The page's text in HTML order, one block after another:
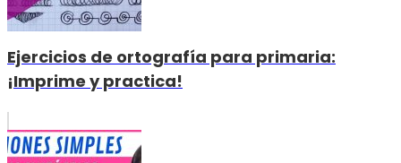
Ejercicios de ortografía para primaria:
¡Imprime y practica!